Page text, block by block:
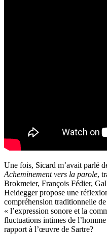
Une fois, Sicard m’avait parlé
Acheminement vers la parole,
Brokmeier, François Fédier,
Heidegger propose une
compréhension traditionnelle
« l’expression sonore et la
fluctuations intimes de
rapport à l’œuvre de Sartre?